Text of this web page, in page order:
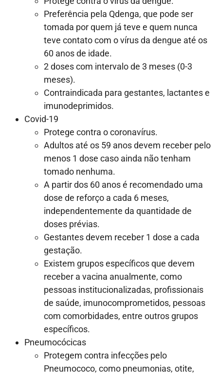
Preferência pela Qdenga, que pode ser
tomada por quem já teve e quem nunca
teve contato com o vírus da dengue até os
60 anos de idade.
2 doses com intervalo de 3 meses (0-3
meses).
Contraindicada para gestantes, lactantes e
imunodeprimidos.
Covid-19
Protege contra o coronavírus.
Adultos até os 59 anos devem receber pelo
menos 1 dose caso ainda não tenham
tomado nenhuma.
A partir dos 60 anos é recomendado uma
dose de reforço a cada 6 meses,
independentemente da quantidade de
doses prévias.
Gestantes devem receber 1 dose a cada
gestação.
Existem grupos específicos que devem
receber a vacina anualmente, como
pessoas institucionalizadas, profissionais
de saúde, imunocomprometidos, pessoas
com comorbidades, entre outros grupos
específicos.
Pneumocócicas
Protegem contra infecções pelo
Pneumococo, como pneumonias, otite,